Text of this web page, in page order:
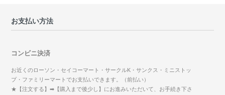
お支払い方法
コンビニ決済
お近くのローソン・セイコーマート・サークルK・サンクス・ミニストッ
プ・ファミリーマートでお支払いできます。（前払い）
★【注文する】➡【購入まで後少し】にお進みいただいて、お手続き下さ